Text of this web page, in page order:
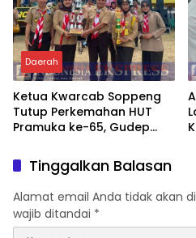
Daerah
Ketua Kwarcab Soppeng
Tutup Perkemahan HUT
Pramuka ke-65, Gudep
Sabet Juara Umum
Penegak
Tinggalkan Balasan
Alamat email Anda tidak akan
wajib ditandai *